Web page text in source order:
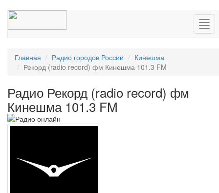
Главная Радио городов России
Кинешма
Рекорд (radio record) фм Кинешма 101.3 FM
Радио Рекорд (radio record) фм
Кинешма 101.3 FM